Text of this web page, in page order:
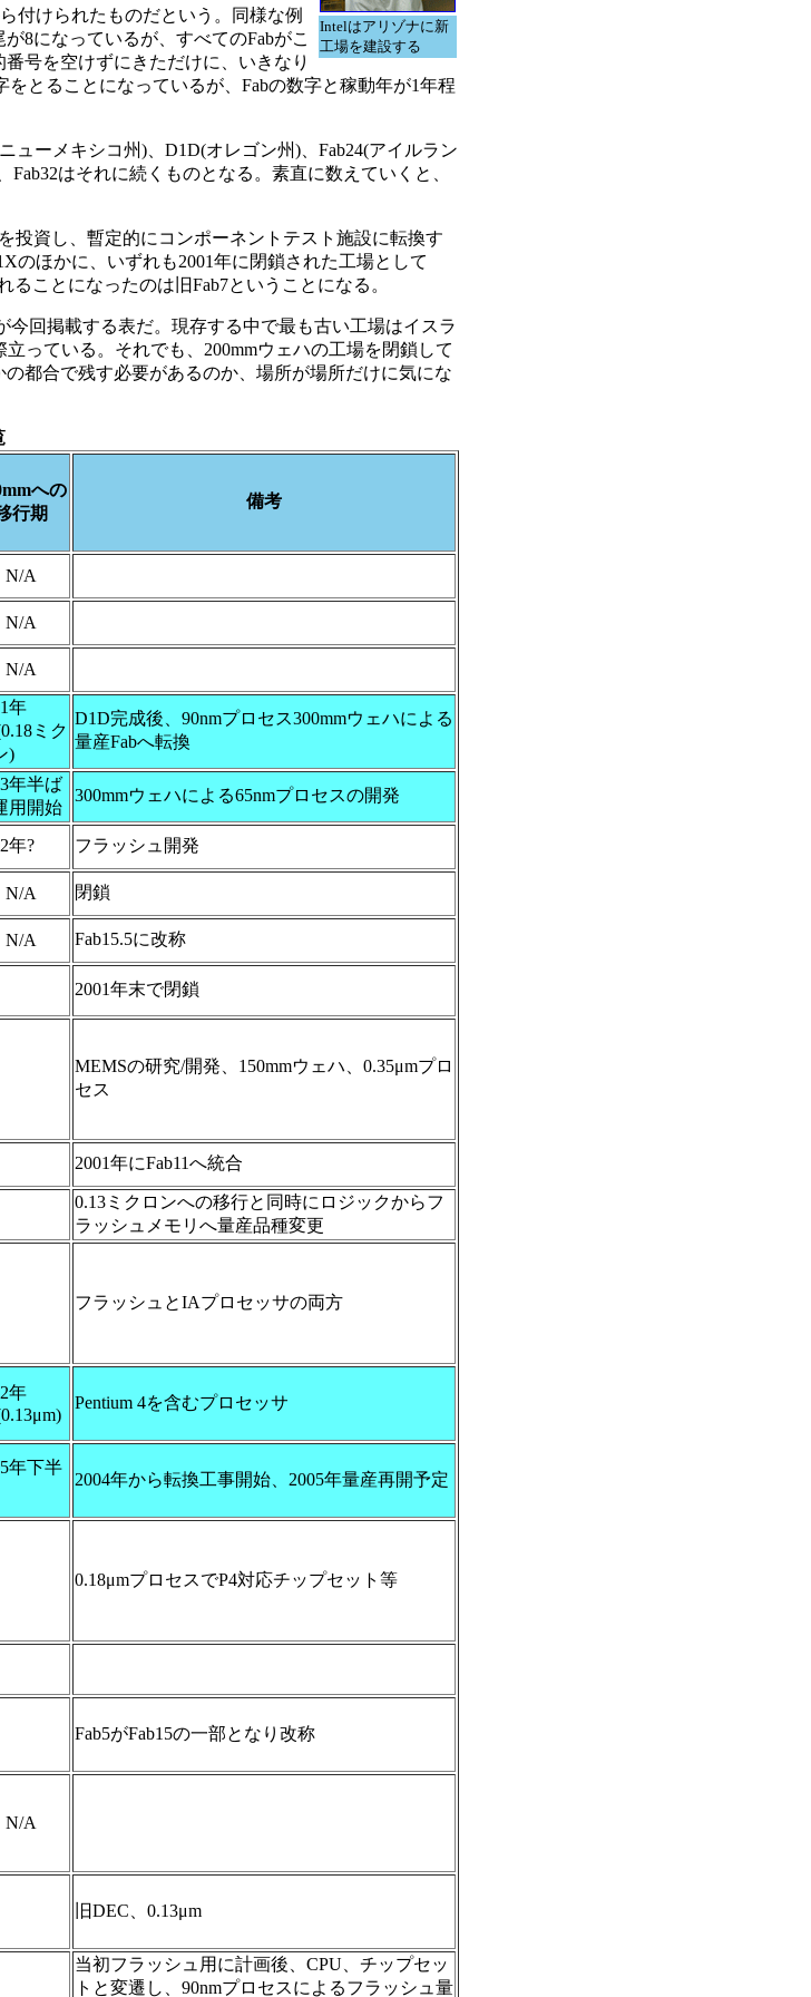
Intelはアリゾナに新
工場を建設する
付けられたものだという。同様な例
8になっているが、すべてのFabがこ
号を空けずにきただけに、いきなり
とることになっているが、Fabの数字と稼動年が1年程
ューメキシコ州)、D1D(オレゴン州)、Fab24(アイルラン
はそれに続くものとなる。素直に数えていくと、
投資し、暫定的にコンポーネントテスト施設に転換す
のほかに、いずれも2001年に閉鎖された工場として
ることになったのは旧Fab7ということになる。
回掲載する表だ。現存する中で最も古い工場はイスラ
っている。それでも、200mmウェハの工場を閉鎖して
都合で残す必要があるのか、場所が場所だけに気にな
への
行期
備考
N/A
N/A
N/A
年
ミク
)
D1D完成後、90nmプロセス300mmウェハによる
量産Fabへ転換
年半ば
用開始
300mmウェハによる65nmプロセスの開発
年? フラッシュ開発
N/A 閉鎖
N/A Fab15.5に改称
2001年末で閉鎖
MEMSの研究/開発、150mmウェハ、0.35μmプロ
セス
2001年にFab11へ統合
0.13ミクロンへの移行と同時にロジックからフ
ラッシュメモリへ量産品種変更
フラッシュとIAプロセッサの両方
年
Pentium 4を含むプロセッサ
年下半
2004年から転換工事開始、2005年量産再開予定
0.18μmプロセスでP4対応チップセット等
Fab5がFab15の一部となり改称
N/A
旧DEC、0.13μm
当初フラッシュ用に計画後、CPU、チップセッ
トと変遷し、90nmプロセスによるフラッシュ量